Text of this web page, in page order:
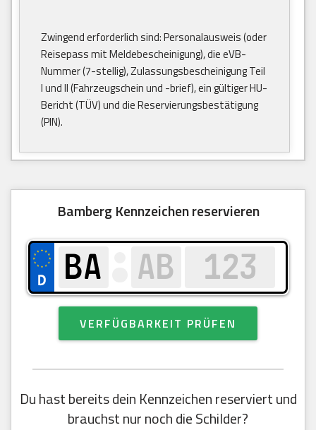
Zwingend erforderlich sind: Personalausweis (oder
Reisepass mit Meldebescheinigung), die eVB-
Nummer (7-stellig), Zulassungsbescheinigung Teil
I und II (Fahrzeugschein und -brief), ein gültiger HU-
Bericht (TÜV) und die Reservierungsbestätigung
(PIN).
Bamberg Kennzeichen reservieren
VERFÜGBARKEIT PRÜFEN
Du hast bereits dein Kennzeichen reserviert und
brauchst nur noch die Schilder?